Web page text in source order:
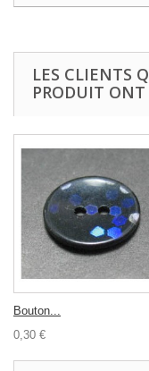
LES CLIENTS
PRODUIT
Bouton...
0,30 €